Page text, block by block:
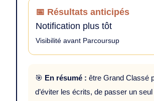
📅 Résultats anticipés
Notification plus tôt
Visibilité avant Parcoursup
🎯 En résumé : être Grand Classé
d’éviter les écrits, de passer un